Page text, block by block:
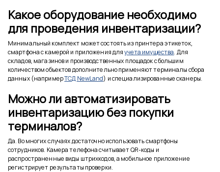
Какое оборудование необходимо
для проведения инвентаризации?
Минимальный комплект может состоять из принтера этикеток,
смартфона с камерой и приложения дляучета имущества. Для
складов, магазинов и производственных площадок с большим
количеством объектов дополнительно применяют терминалы сбора
данных (напримерТСД NewLand) и специализированные сканеры.
Можно ли автоматизировать
инвентаризацию без покупки
терминалов?
Да. Во многих случаях достаточно использовать смартфоны
сотрудников. Камера телефона считывает QR-коды и
распространенные виды штрихкодов, а мобильное приложение
регистрирует результаты проверки.